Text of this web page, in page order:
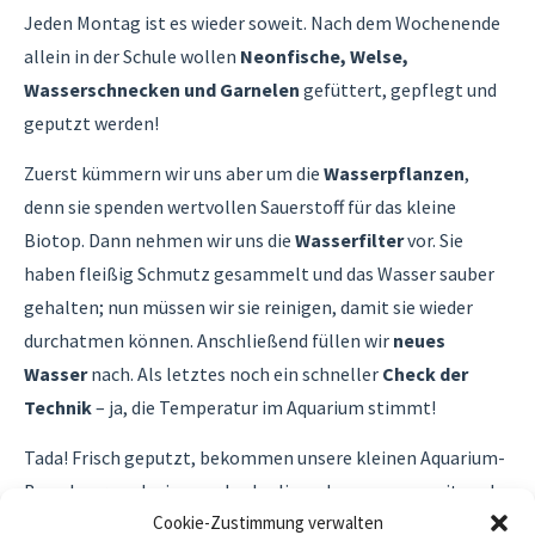
Cookie-Zustimmung verwalten
Jeden Montag ist es wieder soweit. Nach dem Wochenende
allein in der Schule wollen Neonfische, Welse,
Wasserschnecken und Garnelen gefüttert, gepflegt und
geputzt werden!
Zuerst kümmern wir uns aber um die Wasserpflanzen,
denn sie spenden wertvollen Sauerstoff für das kleine
Biotop. Dann nehmen wir uns die Wasserfiltervor. Sie
haben fleißig Schmutz gesammelt und das Wasser sauber
gehalten; nun müssen wir sie reinigen, damit sie wieder
durchatmen können. Anschließend füllen wir neues
Wassernach. Als letztes noch ein schneller Check der
Technik– ja, die Temperatur im Aquarium stimmt!
Tada! Frisch geputzt, bekommen unsere kleinen Aquarium-
Bewohner noch ein paar Leckerlis und zusammen mit euch
kann die Reise durch die neue Woche beginnen.